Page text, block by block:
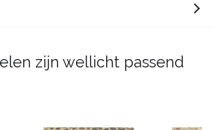
zijn wellicht passend